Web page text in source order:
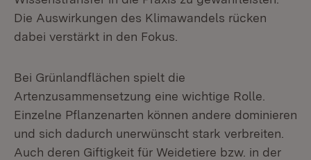
Die Auswirkungen des Klimawandels rücken
dabei verstärkt in den Fokus.
Bei Grünlandflächen spielt die
Artenzusammensetzung eine wichtige Rolle.
Einzelne Pflanzenarten können andere dominieren
und sich dadurch unerwünscht stark verbreiten.
Auch deren Giftigkeit für Weidetiere bzw. in der